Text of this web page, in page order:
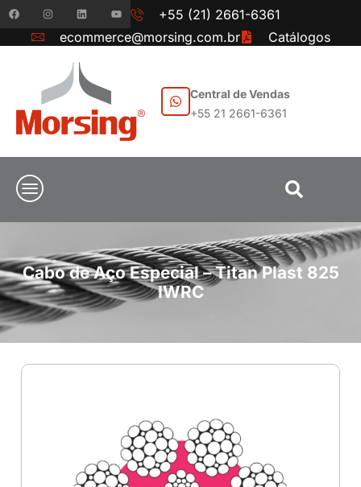
+55 (21) 2661-6361
ecommerce@morsing.com.br
Catálogos
Central de Vendas
+55 21 2661-6361
Cabo de Aço Especial – Titan Plast 825
IWRC